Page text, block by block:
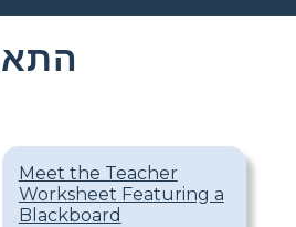
Meet the Teacher
Worksheet Featuring a
Blackboard